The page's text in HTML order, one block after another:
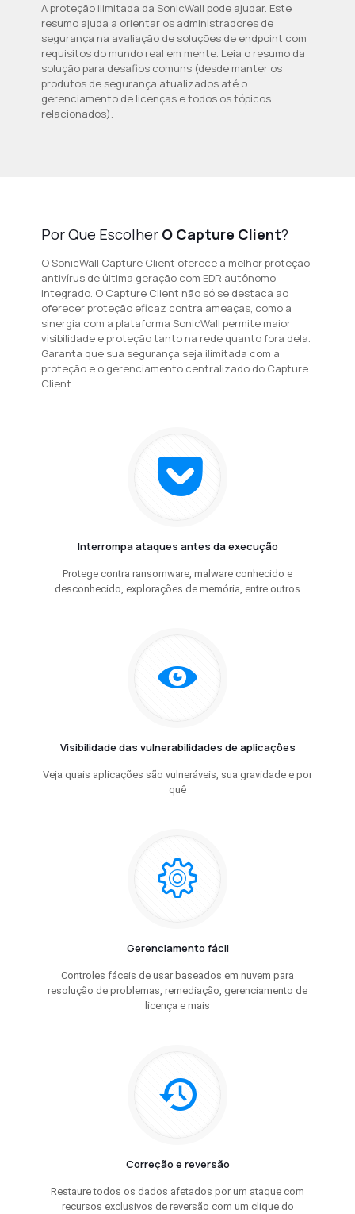
A proteção ilimitada da SonicWall pode ajudar. Este
resumo ajuda a orientar os administradores de
segurança na avaliação de soluções de endpoint com
requisitos do mundo real em mente. Leia o resumo da
solução para desafios comuns (desde manter os
produtos de segurança atualizados até o
gerenciamento de licenças e todos os tópicos
relacionados).
Por Que Escolher O Capture Client?
O SonicWall Capture Client oferece a melhor proteção
antivírus de última geração com EDR autônomo
integrado. O Capture Client não só se destaca ao
oferecer proteção eficaz contra ameaças, como a
sinergia com a plataforma SonicWall permite maior
visibilidade e proteção tanto na rede quanto fora dela.
Garanta que sua segurança seja ilimitada com a
proteção e o gerenciamento centralizado do Capture
Client.
Interrompa ataques antes da execução
Protege contra ransomware, malware conhecido e
desconhecido, explorações de memória, entre outros
Visibilidade das vulnerabilidades de aplicações
Veja quais aplicações são vulneráveis, sua gravidade e por
quê
Gerenciamento fácil
Controles fáceis de usar baseados em nuvem para
resolução de problemas, remediação, gerenciamento de
licença e mais
Correção e reversão
Restaure todos os dados afetados por um ataque com
recursos exclusivos de reversão com um clique do